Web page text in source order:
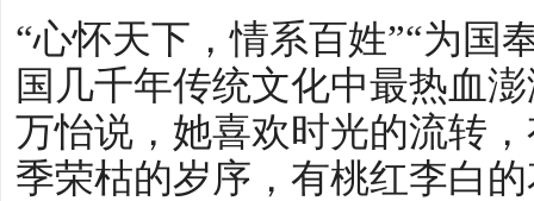
“心怀天下，情系百姓”“为国
国几千年传统文化中最热血
万怡说，她喜欢时光的流转
季荣枯的岁序，有桃红李白